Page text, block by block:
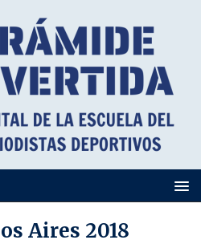
Aires 2018